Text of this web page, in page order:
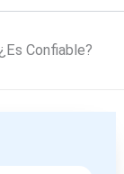
Confiable?